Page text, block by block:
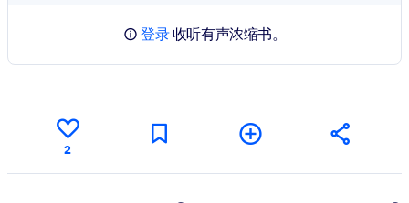
登录收听有声浓缩书。
2